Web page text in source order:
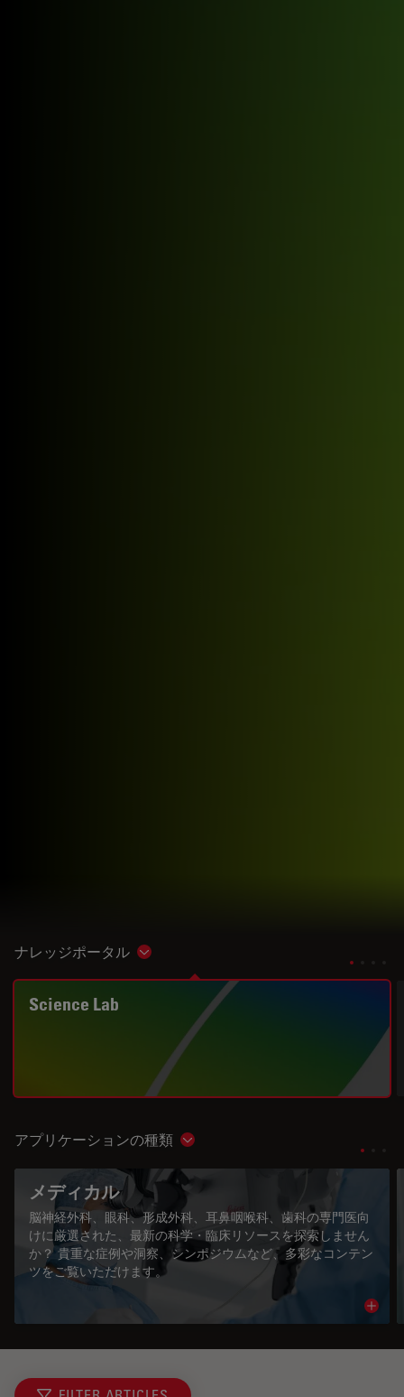
ナレッジポータル Show subnavigation
Science Lab
アプリケーションの種類 Show subnavigation
メディカル
脳神経外科、眼科、形成外科、耳鼻咽喉科、歯科の専門医向
けに厳選された、最新の科学・臨床リソースを探索しません
か？ 貴重な症例や洞察、シンポジウムなど、多彩なコンテン
ツをご覧いただけます。